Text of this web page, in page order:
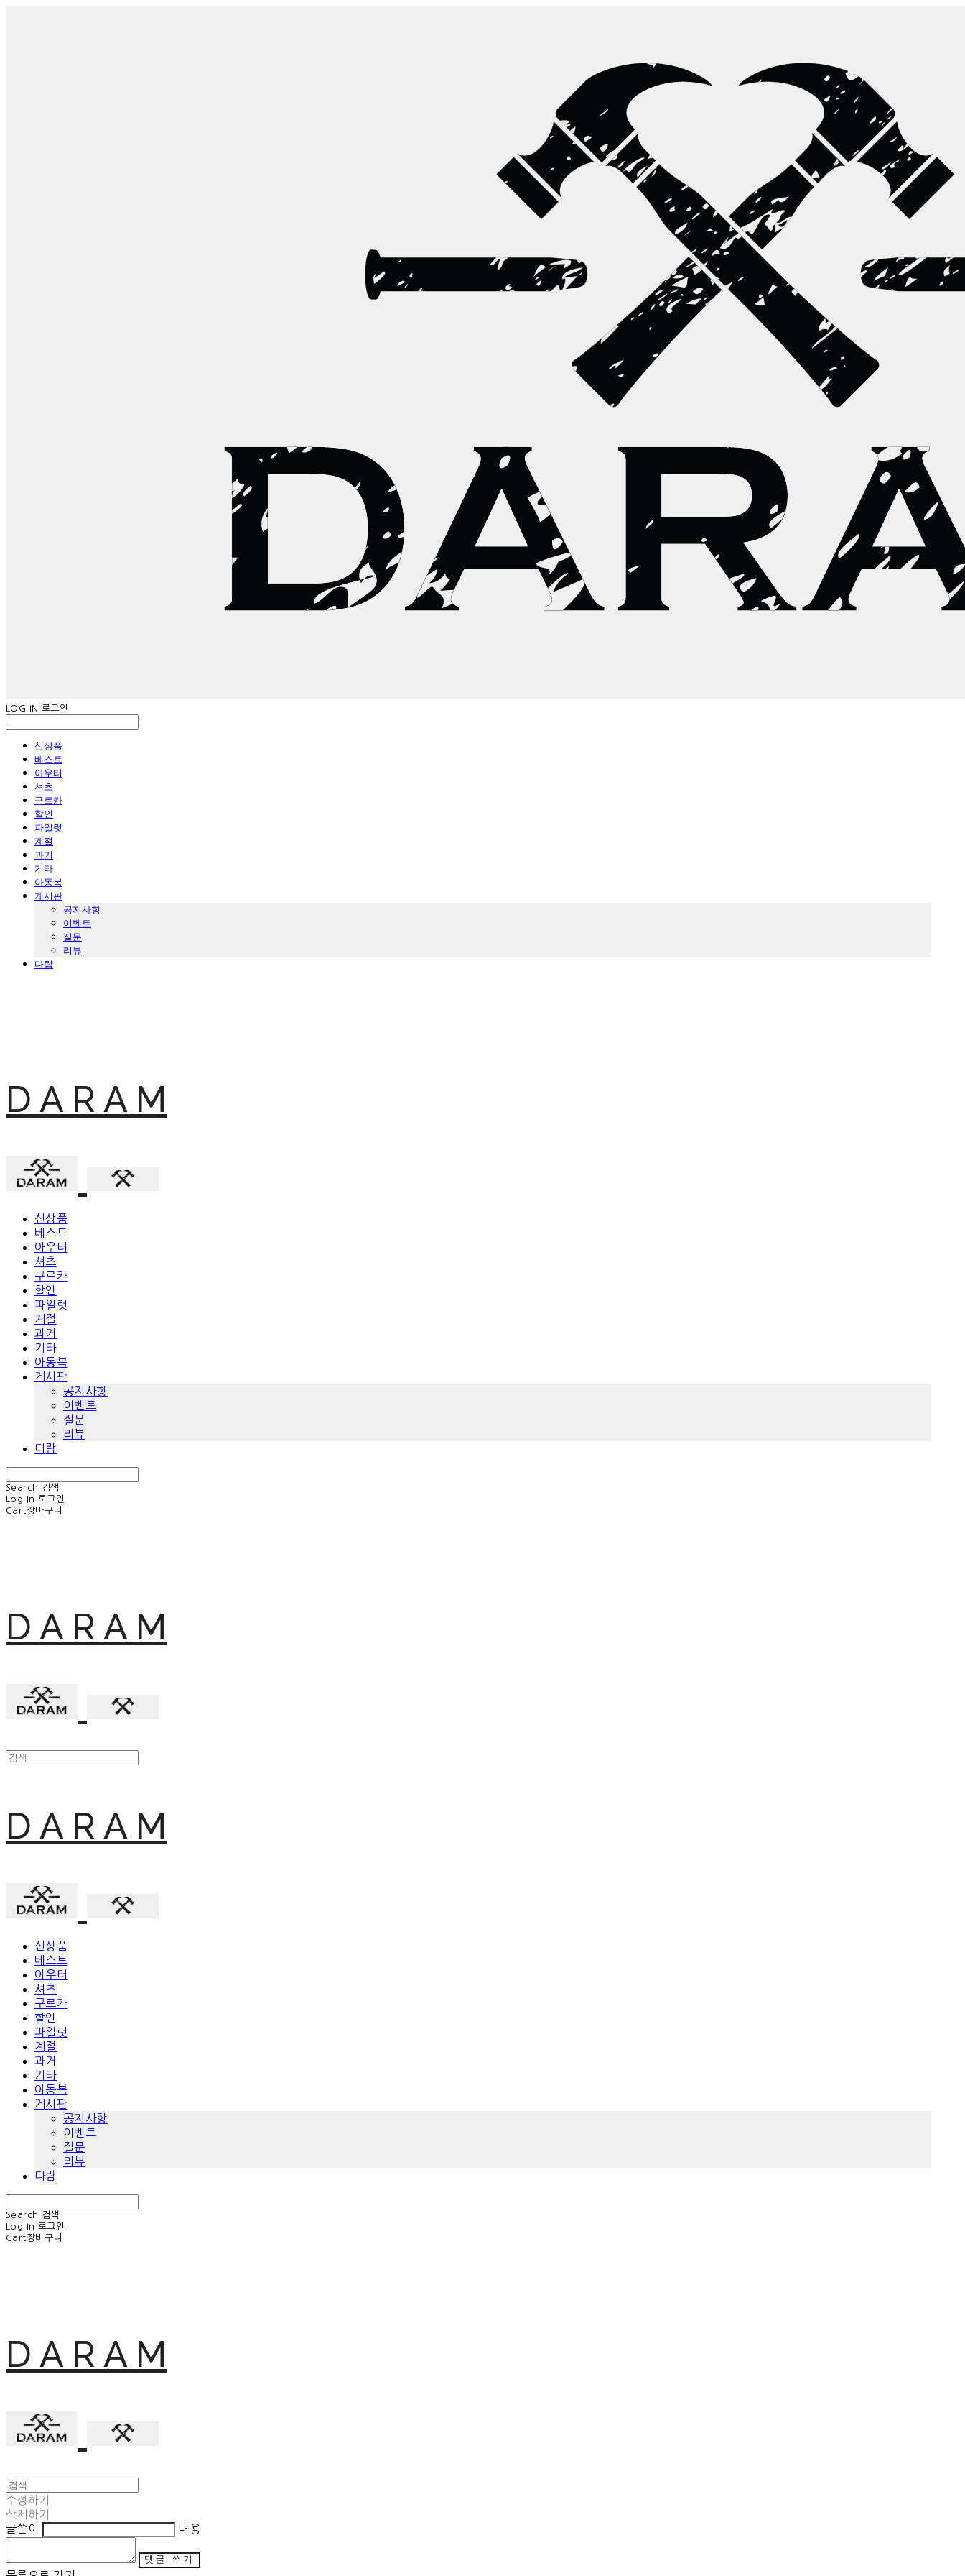
LOG IN 로그인
신상품
베스트
아우터
셔츠
구르카
할인
파일럿
계절
과거
기타
아동복
게시판
공지사항
이벤트
질문
리뷰
다람
D A R A M
신상품
베스트
아우터
셔츠
구르카
할인
파일럿
계절
과거
기타
아동복
게시판
공지사항
이벤트
질문
리뷰
다람
Search
검색
Log In 로그인
Cart장바구니
D A R A M
D A R A M
신상품
베스트
아우터
셔츠
구르카
할인
파일럿
계절
과거
기타
아동복
게시판
공지사항
이벤트
질문
리뷰
다람
Search
검색
Log In
로그인
Cart장바구니
D A R A M
수정하기
삭제하기
글쓴이
내용
댓글 쓰기